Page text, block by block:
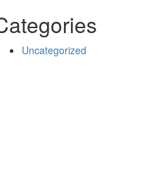
Uncategorized